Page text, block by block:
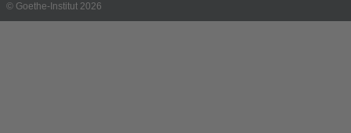
© Goethe-Institut 2026